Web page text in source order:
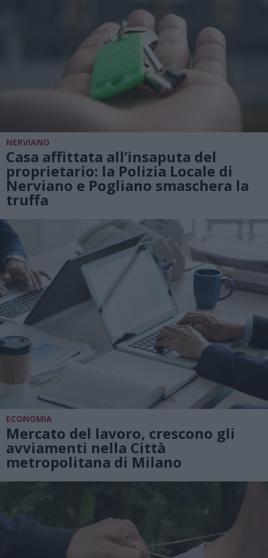
NERVIANO
Casa affittata all’insaputa del
proprietario: la Polizia Locale di
Nerviano e Pogliano smaschera la
truffa
ECONOMIA
Mercato del lavoro, crescono gli
avviamenti nella Città
metropolitana di Milano